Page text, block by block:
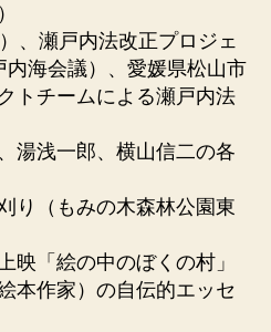
、瀬戸内法改正プロジェ
内海会議）、愛媛県松山市
トチームによる瀬戸内法
湯浅一郎、横山信二の各
り（もみの木森林公園東
映「絵の中のぼくの村」
本作家）の自伝的エッセ